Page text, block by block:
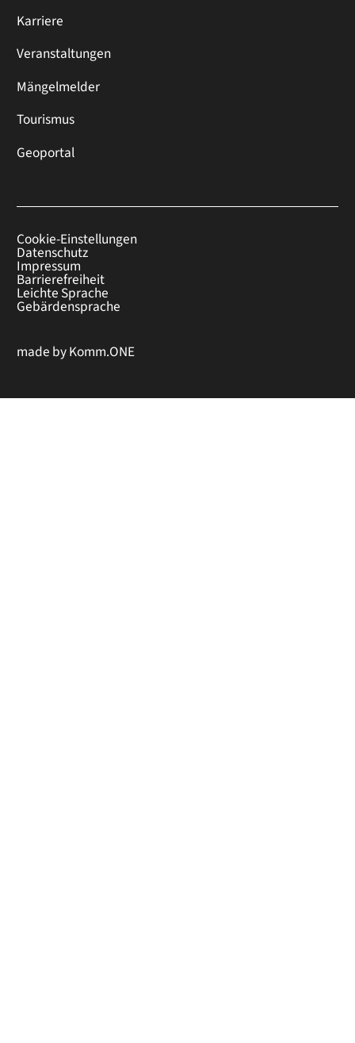
Karriere
Veranstaltungen
Mängelmelder
Tourismus
Geoportal
Cookie-Einstellungen
Datenschutz
Impressum
Barrierefreiheit
Leichte Sprache
Gebärdensprache
made byKomm.ONE